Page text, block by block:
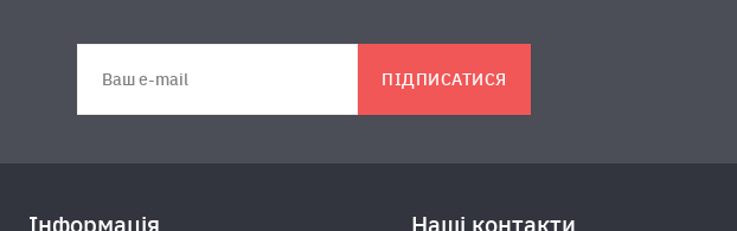
ПІДПИСАТИСЯ
Інформація Наші контакти